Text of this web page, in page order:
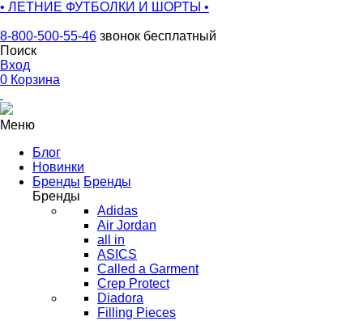
• ЛЕТНИЕ ФУТБОЛКИ И ШОРТЫ •
8-800-500-55-46 звонок бесплатный
Поиск
Вход
0 Корзина
Меню
Блог
Новинки
Бренды Бренды
Бренды
Adidas
Air Jordan
all in
ASICS
Called a Garment
Crep Protect
Diadora
Filling Pieces